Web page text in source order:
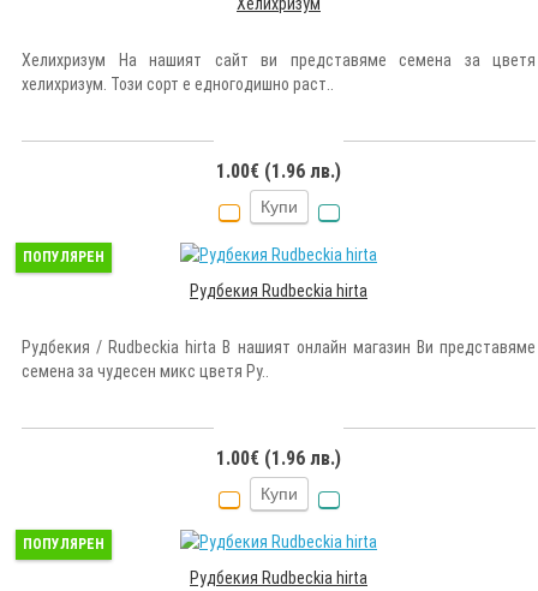
Хелихризум
Хелихризум На нашият сайт ви представяме семена за цветя
хелихризум. Този сорт е едногодишно раст..
1.00€ (1.96 лв.)
Купи
ПОПУЛЯРЕН
Рудбекия Rudbeckia hirta
Рудбекия / Rudbeckia hirta В нашият онлайн магазин Ви представяме
семена за чудесен микс цветя Ру..
1.00€ (1.96 лв.)
Купи
ПОПУЛЯРЕН
Рудбекия Rudbeckia hirta